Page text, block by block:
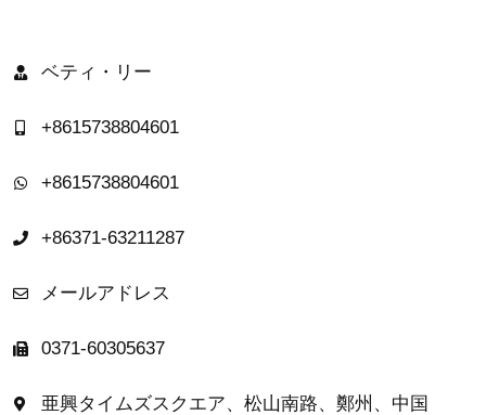
ベティ・リー
+8615738804601
+8615738804601
+86371-63211287
メールアドレス
0371-60305637
亜興タイムズスクエア、松山南路、鄭州、中国